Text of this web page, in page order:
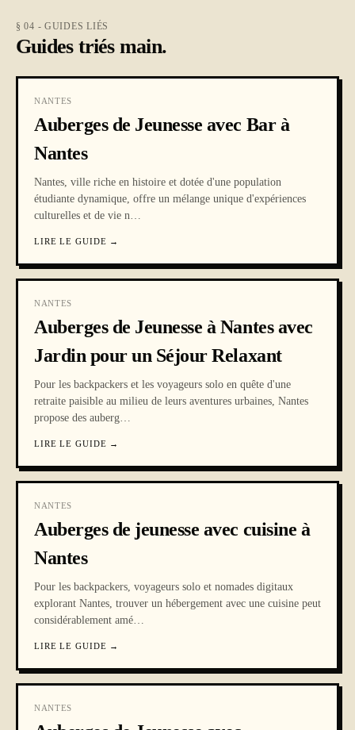
§ 04 - GUIDES LIÉS
Guides triés main.
NANTES
Auberges de Jeunesse avec Bar à
Nantes
Nantes, ville riche en histoire et dotée d'une population
étudiante dynamique, offre un mélange unique d'expériences
culturelles et de vie n…
LIRE LE GUIDE →
NANTES
Auberges de Jeunesse à Nantes avec
Jardin pour un Séjour Relaxant
Pour les backpackers et les voyageurs solo en quête d'une
retraite paisible au milieu de leurs aventures urbaines, Nantes
propose des auberg…
LIRE LE GUIDE →
NANTES
Auberges de jeunesse avec cuisine à
Nantes
Pour les backpackers, voyageurs solo et nomades digitaux
explorant Nantes, trouver un hébergement avec une cuisine peut
considérablement amé…
LIRE LE GUIDE →
NANTES